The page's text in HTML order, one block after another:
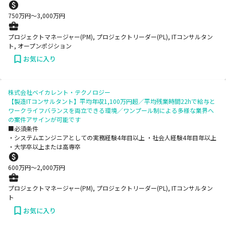
750万円〜3,000万円
プロジェクトマネージャー(PM), プロジェクトリーダー(PL), ITコンサルタン
ト, オープンポジション
お気に入り
株式会社ベイカレント・テクノロジー
【製造ITコンサルタント】平均年収1,100万円超／平均残業時間22hで給与と
ワークライフバランスを両立できる環境／ワンプール制による多様な業界へ
の案件アサインが可能です
■必須条件
・システムエンジニアとしての実務経験4年目以上 ・社会人経験4年目年以上
・大学卒以上または高専卒
600万円〜2,000万円
プロジェクトマネージャー(PM), プロジェクトリーダー(PL), ITコンサルタン
ト
お気に入り